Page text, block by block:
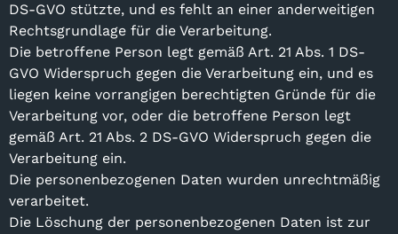
DS-GVO stützte, und es fehlt an einer anderweitigen
Rechtsgrundlage für die Verarbeitung.
Die betroffene Person legt gemäß Art. 21 Abs. 1 DS-
GVO Widerspruch gegen die Verarbeitung ein, und es
liegen keine vorrangigen berechtigten Gründe für die
Verarbeitung vor, oder die betroffene Person legt
gemäß Art. 21 Abs. 2 DS-GVO Widerspruch gegen die
Verarbeitung ein.
Die personenbezogenen Daten wurden unrechtmäßig
verarbeitet.
Die Löschung der personenbezogenen Daten ist zur